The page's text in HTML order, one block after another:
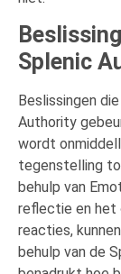
Splenic
Beslissingen
Authority
wordt
tegenstelling
behulp van
reflectie en het
reacties,
behulp van de